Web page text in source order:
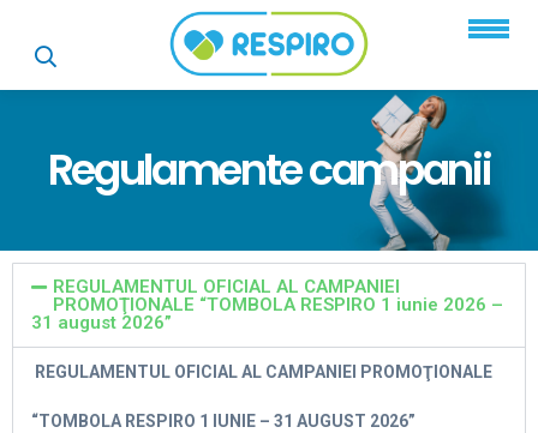
Regulamente campanii
REGULAMENTUL OFICIAL AL CAMPANIEI
PROMOŢIONALE “TOMBOLA RESPIRO 1 iunie 2026 –
31 august 2026”
REGULAMENTUL OFICIAL AL CAMPANIEI PROMOŢIONALE
“TOMBOLA RESPIRO 1 IUNIE – 31 AUGUST 2026”